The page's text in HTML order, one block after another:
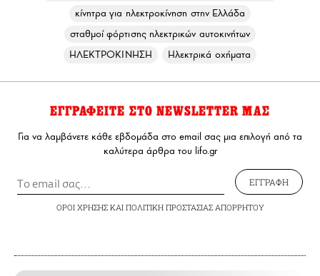
κίνητρα για ηλεκτροκίνηση στην Ελλάδα
σταθμοί φόρτισης ηλεκτρικών αυτοκινήτων
ΗΛΕΚΤΡΟΚΙΝΗΣΗ
Ηλεκτρικά οχήματα
ΕΓΓΡΑΦΕΙΤΕ ΣΤΟ NEWSLETTER ΜΑΣ
Για να λαμβάνετε κάθε εβδομάδα στο email σας μια επιλογή από τα
καλύτερα άρθρα του lifo.gr
ΕΓΓΡΑΦΗ
ΟΡΟΙ ΧΡΗΣΗΣΚΑΙ ΠΟΛΙΤΙΚΗ ΠΡΟΣΤΑΣΙΑΣ ΑΠΟΡΡΗΤΟΥ